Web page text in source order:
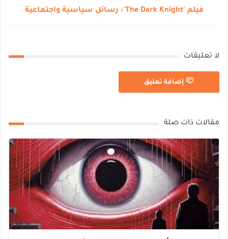
فيلم 'The Dark Knight': رسائل سياسية واجتماعية
لا تعليقات
إضافة تعليق
مقالات ذات صلة